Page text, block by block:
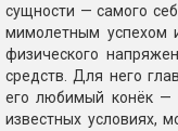
сущности — самого
мимолетным успехом
физического
средств. Для него
его любимый конёк —
известных условиях,